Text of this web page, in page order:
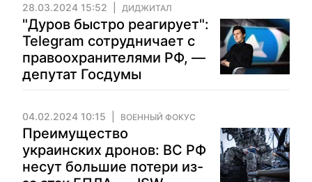
28.03.2024 15:52 ДИДЖИТАЛ
"Дуров быстро реагирует":
Telegram сотрудничает с
правоохранителями РФ, —
депутат Госдумы
04.02.2024 10:15 ВОЕННЫЙ ФОКУС
Преимущество
украинских дронов: ВС РФ
несут большие потери из-